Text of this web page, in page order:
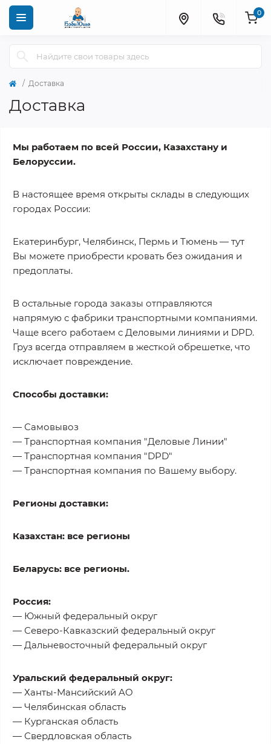
0
Доставка
Доставка
Мы работаем по всей России, Казахстану и
Белоруссии.
В настоящее время открыты склады в следующих
городах России:
Екатеринбург, Челябинск, Пермь и Тюмень — тут
Вы можете приобрести кровать без ожидания и
предоплаты.
В остальные города заказы отправляются
напрямую с фабрики транспортными компаниями.
Чаще всего работаем с Деловыми линиями и DPD.
Груз всегда отправляем в жесткой обрешетке, что
исключает повреждение.
Способы доставки:
— Самовывоз
— Транспортная компания "Деловые Линии"
— Транспортная компания "DPD"
— Транспортная компания по Вашему выбору.
Регионы доставки:
Казахстан: все регионы
Беларусь: все регионы.
Россия:
— Южный федеральный округ
— Северо-Кавказский федеральный округ
— Дальневосточный федеральный округ
Уральский федеральный округ:
— Ханты-Мансийский AO
— Челябинская область
— Курганская область
— Свердловская область